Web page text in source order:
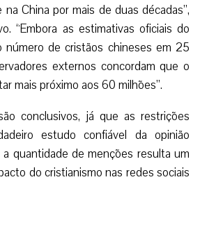
China por mais de duas décadas”,
“Embora as estimativas oficiais do
número de cristãos chineses em 25
externos concordam que o
mais próximo aos 60 milhões”.
conclusivos, já que as restrições
estudo confiável da opinião
a quantidade de menções resulta um
do cristianismo nas redes sociais